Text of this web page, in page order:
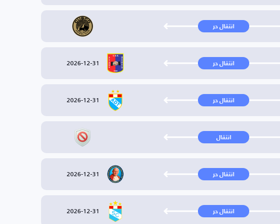
انتقال حر
انتقال حر 2026-12-31
انتقال حر 2026-12-31
انتقال
انتقال حر 2026-12-31
انتقال حر 2026-12-31